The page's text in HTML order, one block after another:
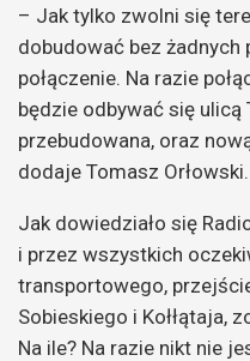
– Jak tylko zwolni się
dobudować bez żadnych
połączenie. Na razie
będzie odbywać się
przebudowana, oraz
dodaje Tomasz Orłowski.
Jak dowiedziało się
i przez wszystkich
transportowego,
Sobieskiego i Kołłątaja,
Na ile? Na razie nikt nie